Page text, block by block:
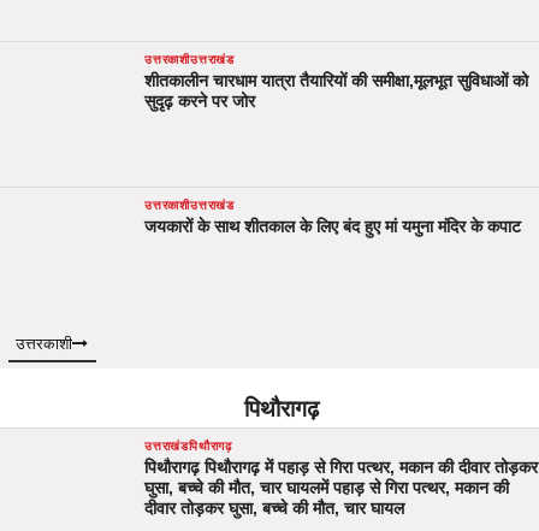
उत्तरकाशीउत्तराखंड
शीतकालीन चारधाम यात्रा तैयारियों की समीक्षा,मूलभूत सुविधाओं को
सुदृढ़ करने पर जोर
उत्तरकाशीउत्तराखंड
जयकारों के साथ शीतकाल के लिए बंद हुए मां यमुना मंदिर के कपाट
उत्तरकाशी
पिथौरागढ़
उत्तराखंडपिथौरागढ़
पिथौरागढ़ पिथौरागढ़ में पहाड़ से गिरा पत्थर, मकान की दीवार तोड़कर
घुसा, बच्चे की मौत, चार घायलमें पहाड़ से गिरा पत्थर, मकान की
दीवार तोड़कर घुसा, बच्चे की मौत, चार घायल